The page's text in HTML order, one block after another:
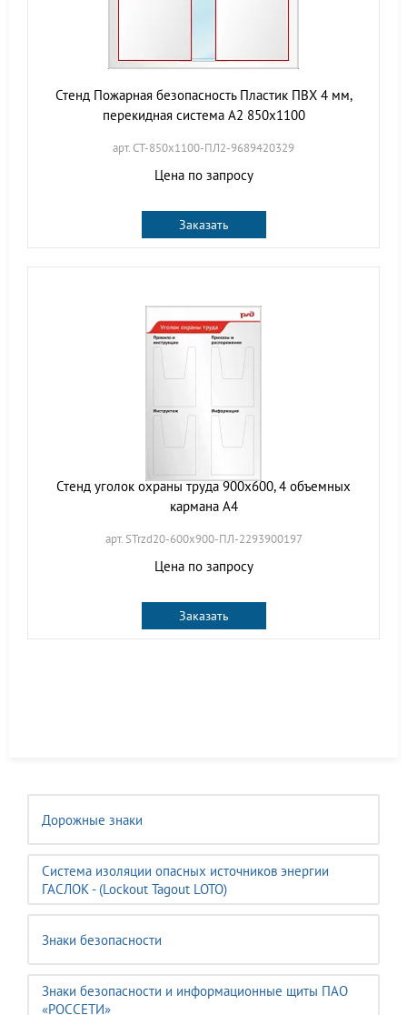
Дорожные знаки
Система изоляции опасных источников энергии
ГАСЛОК - (Lockout Tagout LOTO)
Знаки безопасности
Знаки безопасности и информационные щиты ПАО
«РОССЕТИ»
Стенд Пожарная безопасность Пластик ПВХ 4 мм,
перекидная система А2 850х1100
арт. СТ-850х1100-ПЛ2-9689420329
Цена по запросу
Заказать
Стенд уголок охраны труда 900х600, 4 объемных
кармана А4
арт. STrzd20-600х900-ПЛ-2293900197
Цена по запросу
Заказать